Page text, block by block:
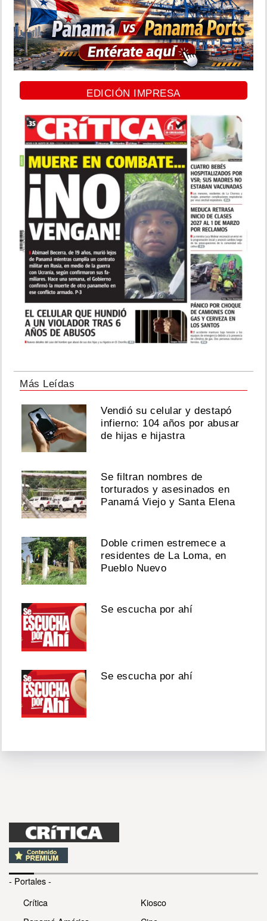
EDICIÓN IMPRESA
Más Leídas
Vendió su celular y destapó
infierno: 104 años por abusar
de hijas e hijastra
Se filtran nombres de
torturados y asesinados en
Panamá Viejo y Santa Elena
Doble crimen estremece a
residentes de La Loma, en
Pueblo Nuevo
Se escucha por ahí
Se escucha por ahí
- Portales -
Crítica
Kiosco